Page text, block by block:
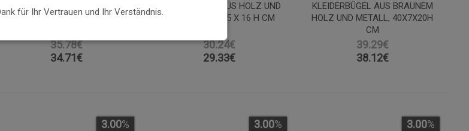
KLEIDERBÜGEL MIT REGALEN
AUS HOLZ UND BRAUNEM
35.78€
34.71€
KLEIDERBÜGEL AUS HOLZ UND
METALL, 36 X 3,5 X 16 H CM
30.24€
29.33€
KLEIDERBÜGEL AUS BRAUNEM
HOLZ UND METALL, 40X7X20H
CM
39.29€
38.12€
3.00% 3.00% 3.00%
für Ihr Vertrauen und Ihr Verständnis.